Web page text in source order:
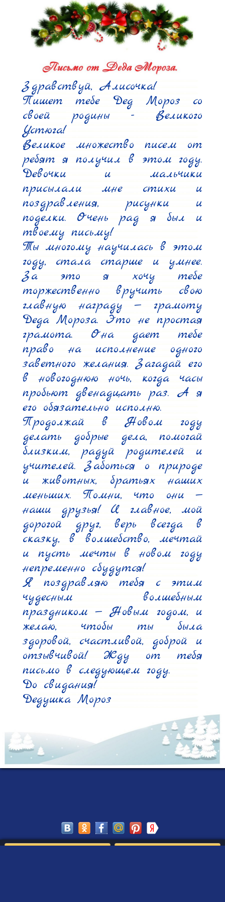
Здравствуй, Алисочка!
Пишет тебе Дед Мороз со
своей родины - Великого
Устюга!
Великое множество писем от
ребят я получил в этом году.
Девочки и мальчики
присылали мне стихи и
поздравления, рисунки и
поделки. Очень рад я был и
твоему письму!
Ты многому научилась в этом
году, стала старше и умнее.
За это я хочу тебе
торжественно вручить свою
главную награду — грамоту
Деда Мороза. Это не простая
грамота. Она дает тебе
право на исполнение одного
заветного желания. Загадай его
в новогоднюю ночь, когда часы
пробьют двенадцать раз. А я
его обязательно исполню.
Продолжай в Новом году
делать добрые дела, помогай
близким, радуй родителей и
учителей. Заботься о природе
и животных, братьях наших
меньших. Помни, что они —
наши друзья! И главное, мой
дорогой друг, верь всегда в
сказку, в волшебство, мечтай
и пусть мечты в новом году
непременно сбудутся!
Я поздравляю тебя с этим
чудесным волшебным
праздником — Новым годом, и
желаю, чтобы ты была
здоровой, счастливой, доброй и
отзывчивой! Жду от тебя
письмо в следующем году.
До свидания!
Дедушка Мороз